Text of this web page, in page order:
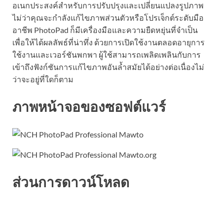
อเนกประสงค์สำหรับการปรับปรุงและเปลี่ยนแปลงรูปภาพ
ไม่ว่าคุณจะกำลังแก้ไขภาพส่วนตัวหรือโปรเจ็กต์ระดับมือ
อาชีพ PhotoPad ก็มีเครื่องมือและความยืดหยุ่นที่จำเป็น
เพื่อให้ได้ผลลัพธ์ที่น่าทึ่ง ด้วยการเปิดใช้งานตลอดอายุการ
ใช้งานและเวอร์ชันพกพา ผู้ใช้สามารถเพลิดเพลินกับการ
เข้าถึงฟังก์ชันการแก้ไขภาพอันล้ำสมัยได้อย่างต่อเนื่องไม่
ว่าจะอยู่ที่ใดก็ตาม
ภาพหน้าจอของซอฟต์แวร์
ส่วนการดาวน์โหลด